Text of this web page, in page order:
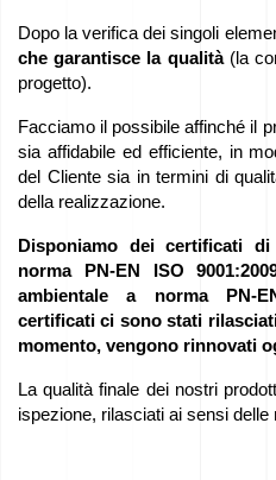
Attrezzature
in
vendita
Sovvenzioni
Sponsorizziamo
We
love
horses
Dopo la verifica dei singoli
che garantisce la qualità(la
progetto).
Facciamo il possibile affinché il
sia affidabile ed efficiente, in
del Cliente sia in termini di
della realizzazione.
Disponiamo dei certificati
norma PN-EN ISO
ambientale a norma PN-
certificati ci sono stati
momento, vengono rinnovati
La qualità finale dei nostri
ispezione, rilasciati ai sensi